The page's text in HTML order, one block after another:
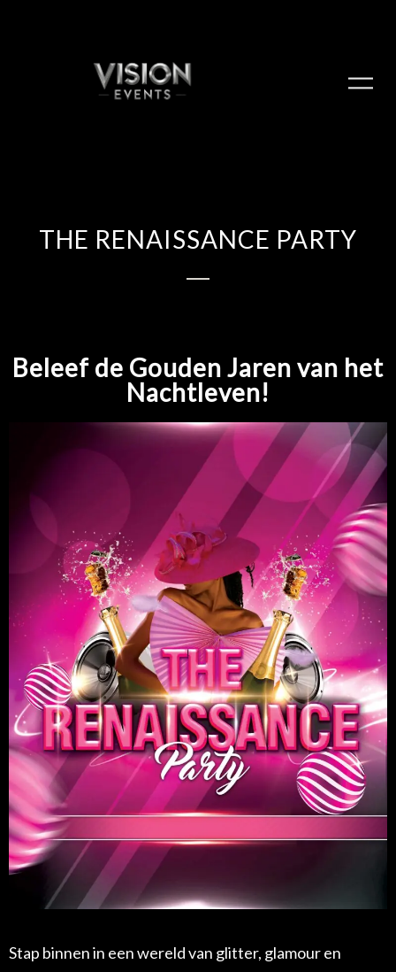
THE RENAISSANCE PARTY
Beleef de Gouden Jaren van het
Nachtleven!
Stap binnen in een wereld van glitter, glamour en